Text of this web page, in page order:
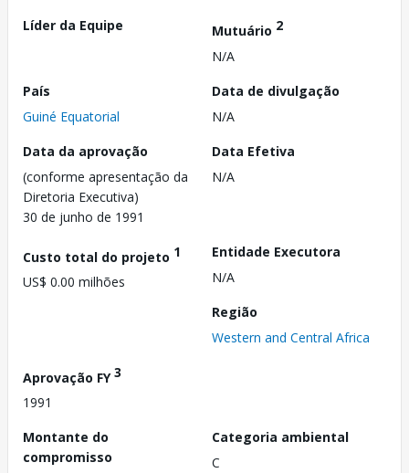
Líder da Equipe
Mutuário 2
N/A
País
Guiné Equatorial
Data de divulgação
N/A
Data da aprovação
(conforme apresentação da
Diretoria Executiva)
30 de junho de 1991
Data Efetiva
N/A
Custo total do projeto 1
US$ 0.00 milhões
Entidade Executora
N/A
Região
Western and Central Africa
Aprovação FY3
1991
Montante do
compromisso
Categoria ambiental
C